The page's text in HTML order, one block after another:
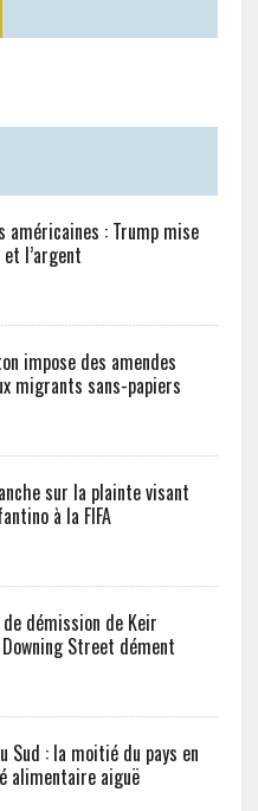
américaines : Trump mise
l’argent
impose des amendes
migrants sans-papiers
sur la plainte visant
à la FIFA
démission de Keir
Street dément
Sud : la moitié du pays en
alimentaire aiguë